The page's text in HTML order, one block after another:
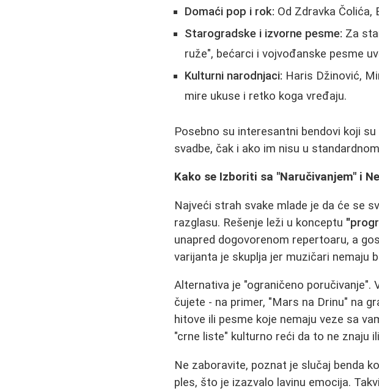
Domaći pop i rok: Od Zdravka Čolića,
Starogradske i izvorne pesme: Za
ruže", bećarci i vojvođanske pesme
Kulturni narodnjaci: Haris Džinović,
mire ukuse i retko koga vređaju.
Posebno su interesantni bendovi koji
svadbe, čak i ako im nisu u
Kako se Izboriti sa "Naručivanjem" i
Najveći strah svake mlade je da će se
razglasu. Rešenje leži u konceptu
unapred dogovorenom repertoaru, a
varijanta je skuplja jer muzičari nemaju
Alternativa je "ograničeno poručivanje".
čujete - na primer, "Mars na Drinu" na
hitove ili pesme koje nemaju veze sa
"crne liste" kulturno reći da to ne znaju
Ne zaboravite, poznat je slučaj benda
ples, što je izazvalo lavinu emocija.